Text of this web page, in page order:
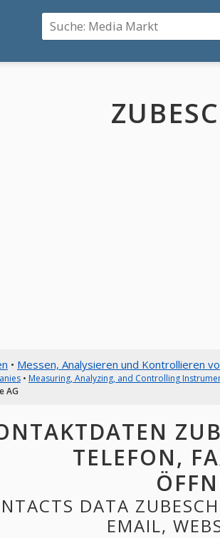
• Messen, Analysieren und Kontrollieren
• Measuring, Analyzing, and Controlling
AG
TELEFON,
DATA
EMAIL,